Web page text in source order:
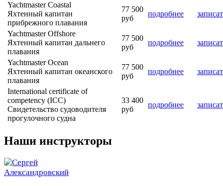
Yachtmaster Coastal
Яхтенный капитан
прибрежного плавания
77 500
руб
подробнее
Yachtmaster Offshore
Яхтенный капитан дальнего
плавания
77 500
руб
подробнее
Yachtmaster Ocean
Яхтенный капитан океанского
плавания
77 500
руб
подробнее
International certificate of
competency (ICC)
Свидетельство судоводителя
прогулочного судна
33 400
руб
подробнее
Наши инструкторы